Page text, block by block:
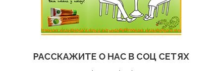
РАССКАЖИТЕ О НАС В СОЦ СЕТЯХ